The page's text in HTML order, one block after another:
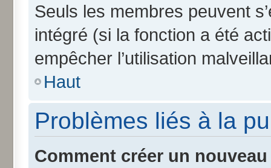
Seuls les membres peuvent
intégré (si la fonction a été
empêcher l’utilisation
Haut
Problèmes liés à la
Comment créer un